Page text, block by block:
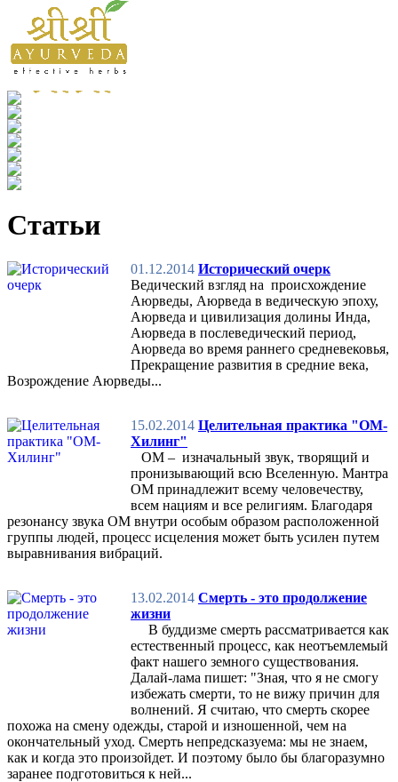
Статьи
01.12.2014 Исторический очерк
Ведический взгляд на происхождение
Аюрведы, Аюрведа в ведическую эпоху,
Аюрведа и цивилизация долины Инда,
Аюрведа в послеведический период,
Аюрведа во время раннего средневековья,
Прекращение развития в средние века,
Возрождение Аюрведы...
15.02.2014 Целительная практика "ОМ-
Хилинг"
ОМ – изначальный звук, творящий и
пронизывающий всю Вселенную. Мантра
ОМ принадлежит всему человечеству,
всем нациям и все религиям. Благодаря
резонансу звука ОМ внутри особым образом расположенной
группы людей, процесс исцеления может быть усилен путем
выравнивания вибраций.
13.02.2014 Смерть - это продолжение
жизни
В буддизме смерть рассматривается как
естественный процесс, как неотъемлемый
факт нашего земного существования.
Далай-лама пишет: "Зная, что я не смогу
избежать смерти, то не вижу причин для
волнений. Я считаю, что смерть скорее
похожа на смену одежды, старой и изношенной, чем на
окончательный уход. Смерть непредсказуема: мы не знаем,
как и когда это произойдет. И поэтому было бы благоразумно
заранее подготовиться к ней...